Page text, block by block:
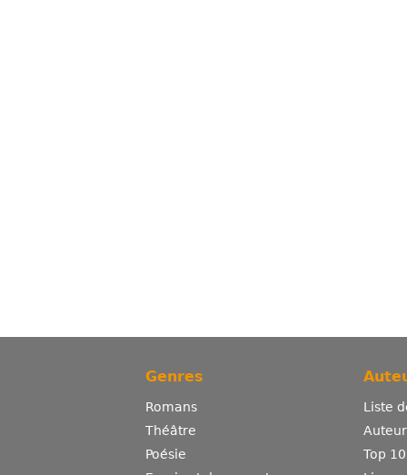
Genres
Romans
Théâtre
Poésie
Liste
Top